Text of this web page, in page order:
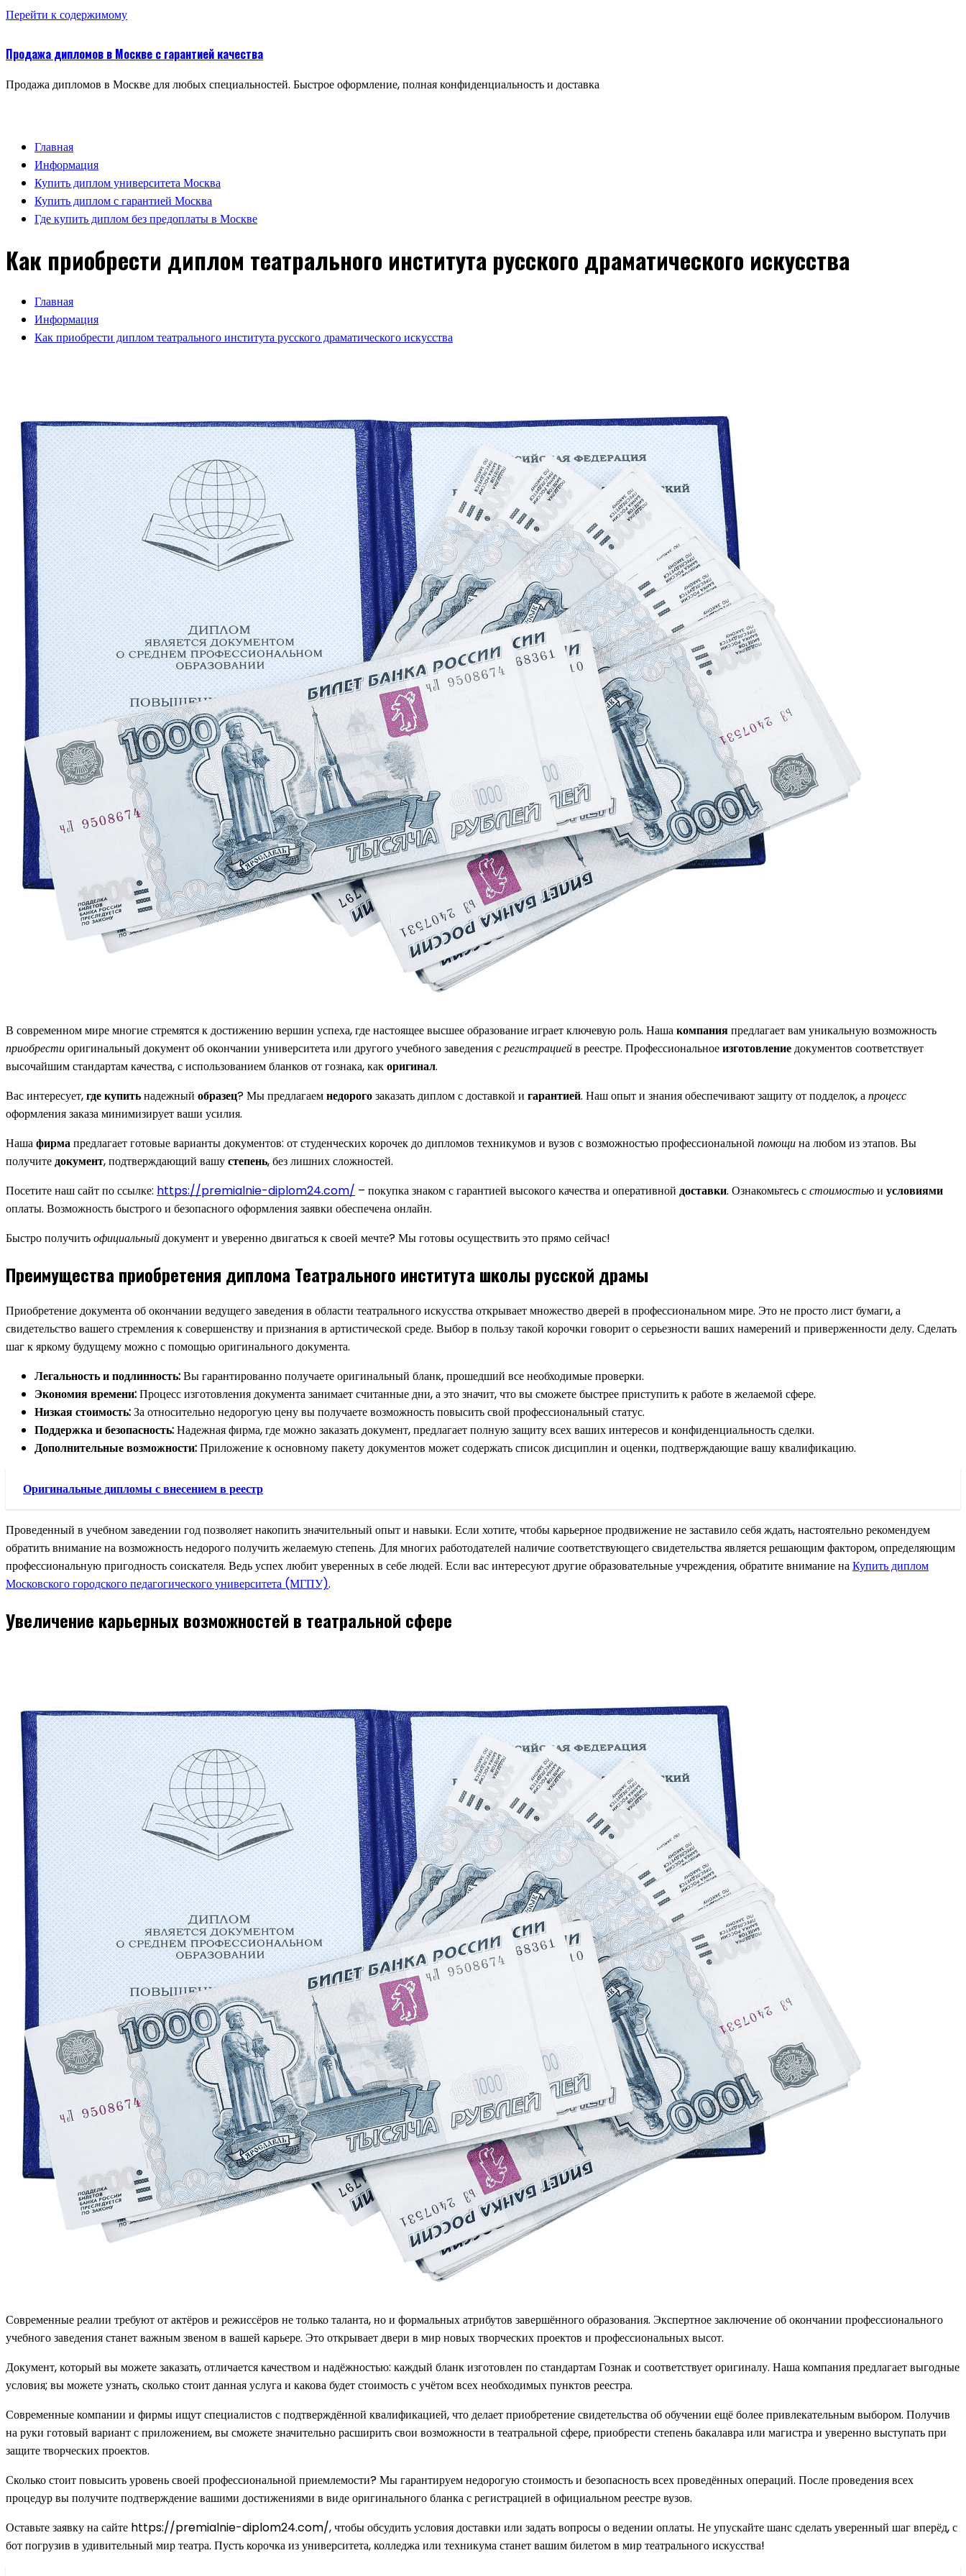
Перейти к содержимому
Продажа дипломов в Москве с гарантией качества
Продажа дипломов в Москве для любых специальностей. Быстрое оформление, полная конфиденциальность и доставка
Главная
Информация
Купить диплом университета Москва
Купить диплом с гарантией Москва
Где купить диплом без предоплаты в Москве
Как приобрести диплом театрального института русского драматического искусства
Главная
Информация
Как приобрести диплом театрального института русского драматического искусства
В современном мире многие стремятся к достижению вершин успеха, где настоящее высшее образование играет ключевую роль. Нашакомпанияпредлагает вам уникальную возможность
приобрестиоригинальный документ об окончании университета или другого учебного заведения срегистрациейв реестре. Профессиональноеизготовлениедокументов соответствует
высочайшим стандартам качества, с использованием бланков от гознака, какоригинал.
Вас интересует,где купитьнадежный образец? Мы предлагаемнедорогозаказать диплом с доставкой и гарантией. Наш опыт и знания обеспечивают защиту от подделок, апроцесс
оформления заказа минимизирует ваши усилия.
Нашафирмапредлагает готовые варианты документов: от студенческих корочек до дипломов техникумов и вузов с возможностью профессиональной помощина любом из этапов. Вы
получитедокумент, подтверждающий вашустепень, без лишних сложностей.
Посетите наш сайт по ссылке: https://premialnie-diplom24.com/ – покупка знаком с гарантией высокого качества и оперативной доставки. Ознакомьтесь сстоимостьюи условиями
оплаты. Возможность быстрого и безопасного оформления заявки обеспечена онлайн.
Быстро получитьофициальныйдокумент и уверенно двигаться к своей мечте? Мы готовы осуществить это прямо сейчас!
Преимущества приобретения диплома Театрального института школы русской драмы
Приобретение документа об окончании ведущего заведения в области театрального искусства открывает множество дверей в профессиональном мире. Это не просто лист бумаги, а
свидетельство вашего стремления к совершенству и признания в артистической среде. Выбор в пользу такой корочки говорит о серьезности ваших намерений и приверженности делу. Сделать
шаг к яркому будущему можно с помощью оригинального документа.
Легальность и подлинность:Вы гарантированно получаете оригинальный бланк, прошедший все необходимые проверки.
Экономия времени:Процесс изготовления документа занимает считанные дни, а это значит, что вы сможете быстрее приступить к работе в желаемой сфере.
Низкая стоимость:За относительно недорогую цену вы получаете возможность повысить свой профессиональный статус.
Поддержка и безопасность:Надежная фирма, где можно заказать документ, предлагает полную защиту всех ваших интересов и конфиденциальность сделки.
Дополнительные возможности:Приложение к основному пакету документов может содержать список дисциплин и оценки, подтверждающие вашу квалификацию.
Оригинальные дипломы с внесением в реестр
Проведенный в учебном заведении год позволяет накопить значительный опыт и навыки. Если хотите, чтобы карьерное продвижение не заставило себя ждать, настоятельно рекомендуем
обратить внимание на возможность недорого получить желаемую степень. Для многих работодателей наличие соответствующего свидетельства является решающим фактором, определяющим
профессиональную пригодность соискателя. Ведь успех любит уверенных в себе людей. Если вас интересуют другие образовательные учреждения, обратите внимание наКупить диплом
Московского городского педагогического университета (МГПУ).
Увеличение карьерных возможностей в театральной сфере
Современные реалии требуют от актёров и режиссёров не только таланта, но и формальных атрибутов завершённого образования. Экспертное заключение об окончании профессионального
учебного заведения станет важным звеном в вашей карьере. Это открывает двери в мир новых творческих проектов и профессиональных высот.
Документ, который вы можете заказать, отличается качеством и надёжностью: каждый бланк изготовлен по стандартам Гознак и соответствует оригиналу. Наша компания предлагает выгодные
условия; вы можете узнать, сколько стоит данная услуга и какова будет стоимость с учётом всех необходимых пунктов реестра.
Современные компании и фирмы ищут специалистов с подтверждённой квалификацией, что делает приобретение свидетельства об обучении ещё более привлекательным выбором. Получив
на руки готовый вариант с приложением, вы сможете значительно расширить свои возможности в театральной сфере, приобрести степень бакалавра или магистра и уверенно выступать при
защите творческих проектов.
Сколько стоит повысить уровень своей профессиональной приемлемости? Мы гарантируем недорогую стоимость и безопасность всех проведённых операций. После проведения всех
процедур вы получите подтверждение вашими достижениями в виде оригинального бланка с регистрацией в официальном реестре вузов.
Оставьте заявку на сайте https://premialnie-diplom24.com/, чтобы обсудить условия доставки или задать вопросы о ведении оплаты. Не упускайте шанс сделать уверенный шаг вперёд, с
бот погрузив в удивительный мир театра. Пусть корочка из университета, колледжа или техникума станет вашим билетом в мир театрального искусства!